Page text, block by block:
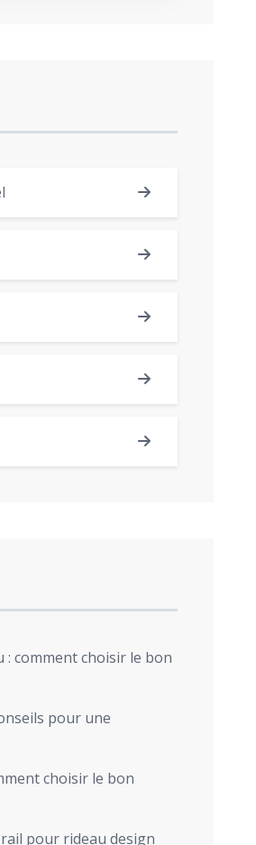
: comment choisir le bon
pour une
choisir le bon
pour rideau design